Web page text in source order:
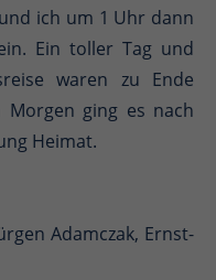
ich um 1 Uhr dann
Ein toller Tag und
waren zu Ende
Morgen ging es nach
Heimat.
Adamczak, Ernst-